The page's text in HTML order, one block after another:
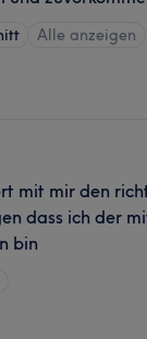
Alle anzeigen
mit mir den
dass ich der
bin